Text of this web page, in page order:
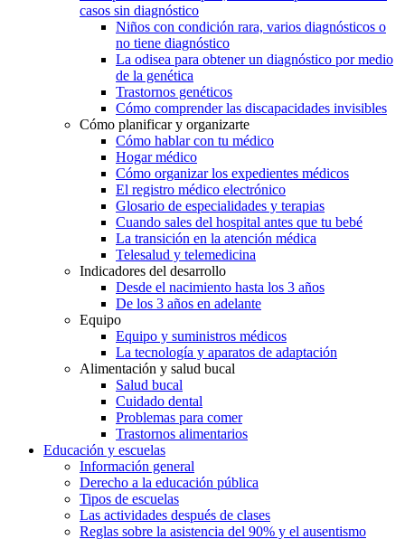
casos sin diagnóstico
Niños con condición rara, varios diagnósticos o
no tiene diagnóstico
La odisea para obtener un diagnóstico por medio
de la genética
Trastornos genéticos
Cómo comprender las discapacidades invisibles
Cómo planificar y organizarte
Cómo hablar con tu médico
Hogar médico
Cómo organizar los expedientes médicos
El registro médico electrónico
Glosario de especialidades y terapias
Cuando sales del hospital antes que tu bebé
La transición en la atención médica
Telesalud y telemedicina
Indicadores del desarrollo
Desde el nacimiento hasta los 3 años
De los 3 años en adelante
Equipo
Equipo y suministros médicos
La tecnología y aparatos de adaptación
Alimentación y salud bucal
Salud bucal
Cuidado dental
Problemas para comer
Trastornos alimentarios
Educación y escuelas
Información general
Derecho a la educación pública
Tipos de escuelas
Las actividades después de clases
Reglas sobre la asistencia del 90% y el ausentismo